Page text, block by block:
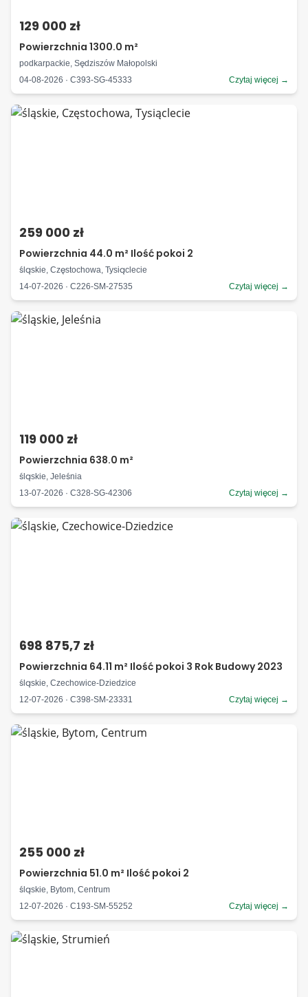
129 000 zł
Powierzchnia 1300.0 m²
podkarpackie, Sędziszów Małopolski
04-08-2026 · C393-SG-45333
Czytaj więcej →
259 000 zł
Powierzchnia 44.0 m² Ilość pokoi 2
śląskie, Częstochowa, Tysiąclecie
14-07-2026 · C226-SM-27535
Czytaj więcej →
119 000 zł
Powierzchnia 638.0 m²
śląskie, Jeleśnia
13-07-2026 · C328-SG-42306
Czytaj więcej →
698 875,7 zł
Powierzchnia 64.11 m² Ilość pokoi 3 Rok Budowy 2023
śląskie, Czechowice-Dziedzice
12-07-2026 · C398-SM-23331
Czytaj więcej →
255 000 zł
Powierzchnia 51.0 m² Ilość pokoi 2
śląskie, Bytom, Centrum
12-07-2026 · C193-SM-55252
Czytaj więcej →